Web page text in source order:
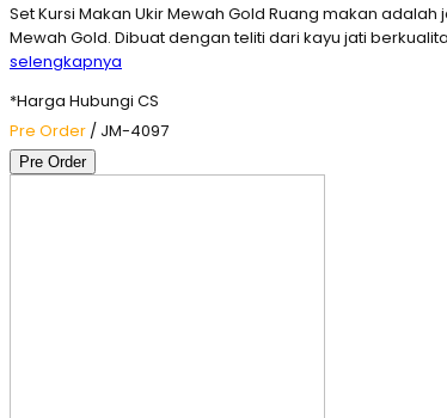
Set Kursi Makan Ukir Mewah Gold Ruang makan
Mewah Gold. Dibuat dengan teliti dari kayu jati
selengkapnya
*Harga Hubungi CS
Pre Order / JM-4097
Pre Order